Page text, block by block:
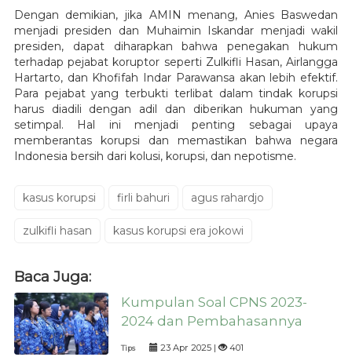
Dengan demikian, jika AMIN menang, Anies Baswedan
menjadi presiden dan Muhaimin Iskandar menjadi wakil
presiden, dapat diharapkan bahwa penegakan hukum
terhadap pejabat koruptor seperti Zulkifli Hasan, Airlangga
Hartarto, dan Khofifah Indar Parawansa akan lebih efektif.
Para pejabat yang terbukti terlibat dalam tindak korupsi
harus diadili dengan adil dan diberikan hukuman yang
setimpal. Hal ini menjadi penting sebagai upaya
memberantas korupsi dan memastikan bahwa negara
Indonesia bersih dari kolusi, korupsi, dan nepotisme.
kasus korupsi firli bahuri agus rahardjo
zulkifli hasan kasus korupsi era jokowi
Baca Juga:
Kumpulan Soal CPNS 2023-
2024 dan Pembahasannya
Tips 23 Apr 2025 | 401